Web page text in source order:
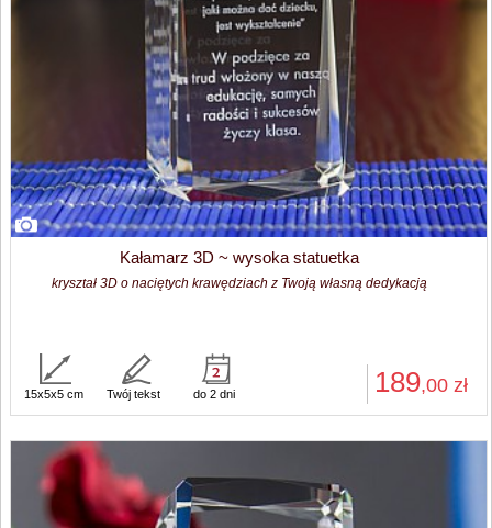
Kałamarz 3D ~ wysoka statuetka
kryształ 3D o naciętych krawędziach z Twoją własną dedykacją
189,00 zł
15x5x5 cm Twój tekst do 2 dni